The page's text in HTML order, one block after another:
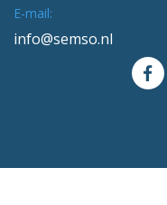
E-mail:
info@semso.nl